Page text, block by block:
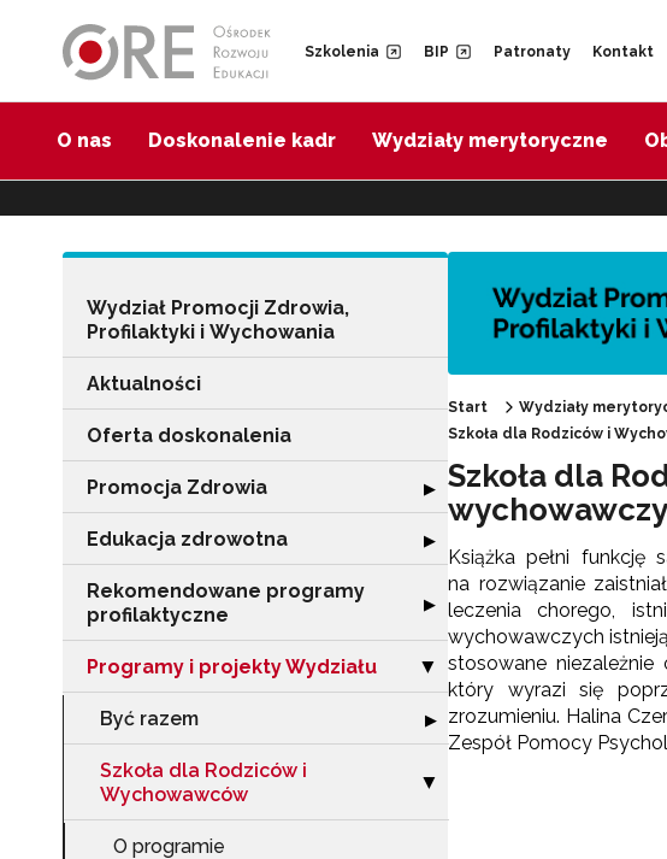
Szkolenia BIP Patronaty Kontakt
O nas Doskonalenie kadr Wydziały merytoryczne
Wydział Promocji Zdrowia,
Profilaktyki i Wychowania
Aktualności
Oferta doskonalenia
Promocja Zdrowia Rozwiń sekcję "Promocja
▶
Edukacja zdrowotna Rozwiń sekcję "Edukacja
▶
Rekomendowane programy
profilaktyczne
Rozwiń sekcję
▶
Programy i projekty Wydziału Zwiń sekcję "Programy i projekty
▶
Być razem Rozwiń sekcję "Być razem"
▶
Szkoła dla Rodziców i
Wychowawców
Zwiń sekcję "Szkoła dla
▶
O programie
Start Wydziały
Szkoła dla Rodziców i
Szkoła dla
wychowawczy
Książka pełni
na rozwiązanie
leczenia chorego,
wychowawczych
stosowane
który wyrazi się
zrozumieniu. Halina
Zespół Pomocy